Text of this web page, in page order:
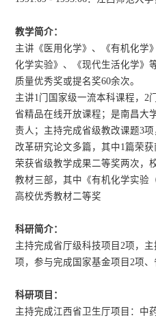
教学简介：
主讲《医用化学》、《有机化学
化学实验》、《现代生活化学》
质量优秀奖或提名奖60余次。
主讲1门国家级一流本科课程，2
省精品在线开放课程；是南昌大
责人；主持完成省级教改课题3
改革研究论文多篇，其中1篇荣获
荣获省级教学成果二等奖两次，
教材三部，其中《有机化学实验
高校优秀教材二等奖
科研简介：
主持完成省厅级科技项目2项，
项，参与完成 国家基金项目2项 、
科研项目：
主持完成江西省卫生厅项目：中